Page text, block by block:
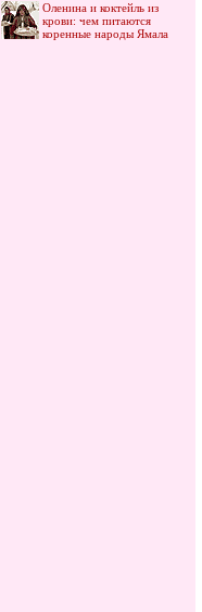
Оленина и коктейль из
крови: чем питаются
коренные народы Ямала